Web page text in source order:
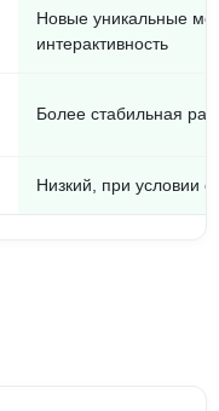
Новые уникальные
интерактивность
Более стабильная
Низкий, при условии